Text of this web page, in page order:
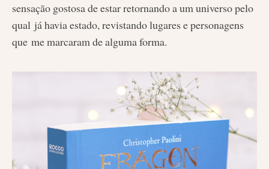
sensação gostosa de estar retornando a um universo pelo
qual já havia estado, revistando lugares e personagens
que me marcaram de alguma forma.